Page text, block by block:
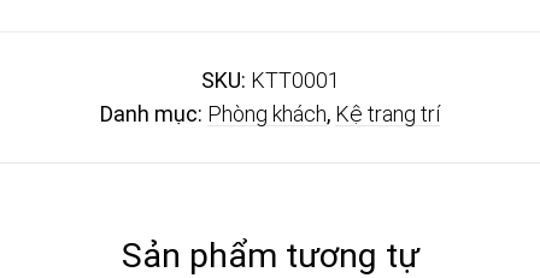
SKU: KTT0001
Danh mục: Phòng khách, Kệ trang trí
Sản phẩm tương tự